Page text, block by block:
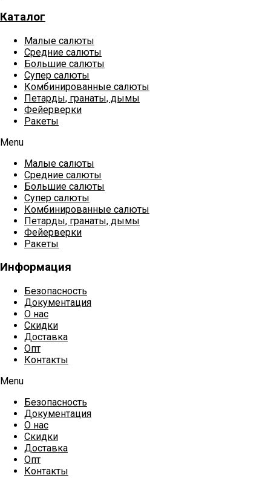
Каталог
Малые салюты
Средние салюты
Большие салюты
Супер салюты
Комбинированные салюты
Петарды, гранаты, дымы
Фейерверки
Ракеты
Menu
Малые салюты
Средние салюты
Большие салюты
Супер салюты
Комбинированные салюты
Петарды, гранаты, дымы
Фейерверки
Ракеты
Информация
Безопасность
Документация
О нас
Скидки
Доставка
Опт
Контакты
Menu
Безопасность
Документация
О нас
Скидки
Доставка
Опт
Контакты